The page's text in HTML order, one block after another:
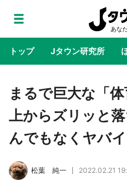
トップ Jタウン研究所
地域×二次元 絶景
ラプラス・ダ
公式プロモ動
まるで巨大な「
上からズリッと
んでもなくヤバイ
松葉 純一 2022.02.21